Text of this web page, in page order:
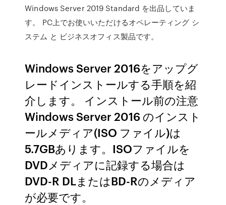
Windows Server 2019 Standard を出品していま
す。 PC上でお使いいただけるオペレーティング シ
ステム と ビジネスオフィス製品です。
Windows Server 2016をアップグ
レードインストールする手順を紹
介します。 インストール前の注意
Windows Server 2016 のインスト
ールメディア(ISO ファイル)は
5.7GBあります。ISOファイルを
DVDメディアに記録する場合は
DVD-R DLまたはBD-Rのメディア
が必要です。